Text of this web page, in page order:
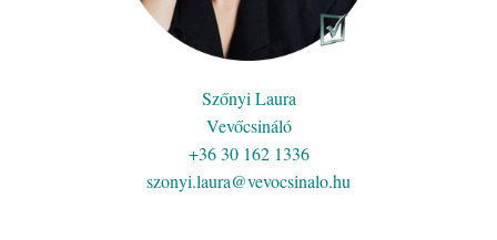
Szőnyi Laura
Vevőcsináló
+36 30 162 1336
szonyi.laura@vevocsinalo.hu